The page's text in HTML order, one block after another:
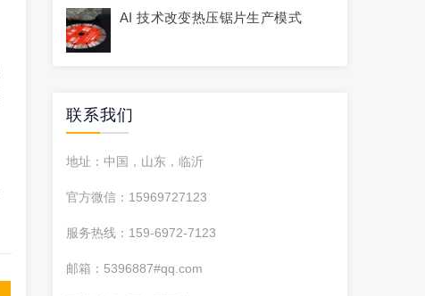
AI 技术改变热压锯片生产模式
联系我们
地址：中国，山东，临沂
官方微信：15969727123
服务热线：159-6972-7123
邮箱：5396887#qq.com